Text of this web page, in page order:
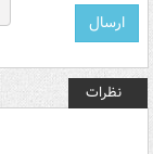
نظرات